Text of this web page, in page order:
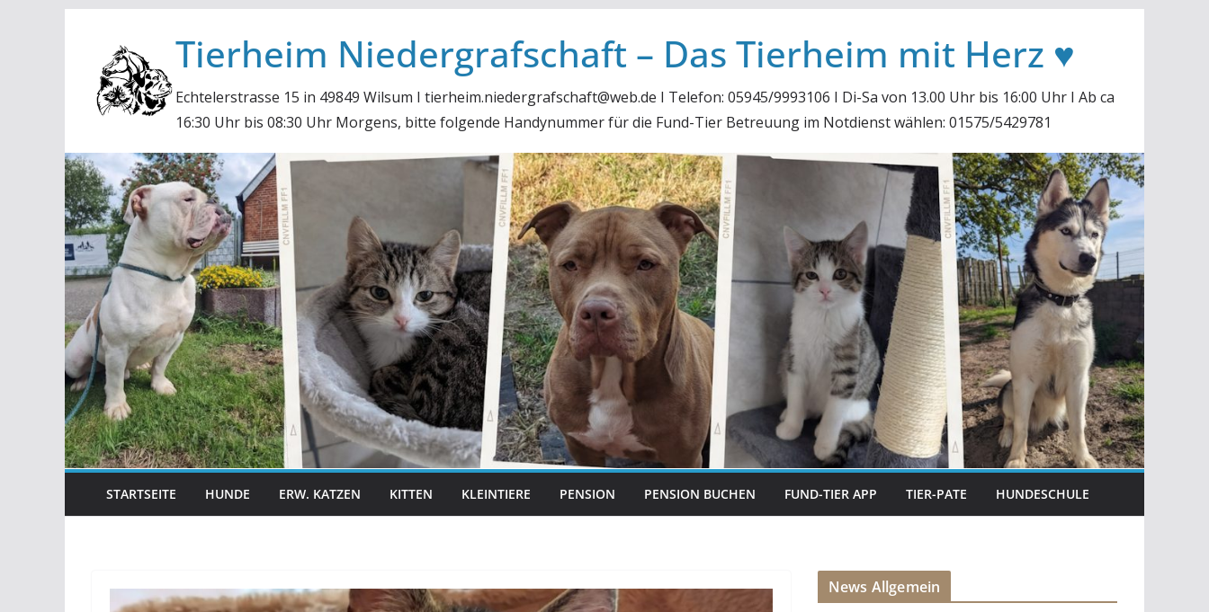
springen
Tierheim Niedergrafschaft – Das Tierheim mit Herz ♥
Echtelerstrasse 15 in 49849 Wilsum I tierheim.niedergrafschaft@web.de I Telefon: 05945/9993106 I Di-Sa von 13.00 Uhr bis 16:00 Uhr I Ab ca
16:30 Uhr bis 08:30 Uhr Morgens, bitte folgende Handynummer für die Fund-Tier Betreuung im Notdienst wählen: 01575/5429781
STARTSEITE HUNDE ERW. KATZEN KITTEN KLEINTIERE PENSION PENSION BUCHEN FUND-TIER APP TIER-PATE HUNDESCHULE
News Allgemein